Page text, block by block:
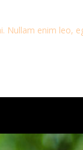
enim leo,